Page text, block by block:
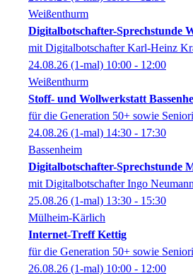
Weißenthurm
Digitalbotschafter-Sprechstunde
mit Digitalbotschafter Karl-Heinz
24.08.26 (1-mal) 10:00 - 12:00
Weißenthurm
Stoff- und Wollwerkstatt
für die Generation 50+ sowie
24.08.26 (1-mal) 14:30 - 17:30
Bassenheim
Digitalbotschafter-Sprechstunde
mit Digitalbotschafter Ingo Neumann
25.08.26 (1-mal) 13:30 - 15:30
Mülheim-Kärlich
Internet-Treff Kettig
für die Generation 50+ sowie
26.08.26 (1-mal) 10:00 - 12:00